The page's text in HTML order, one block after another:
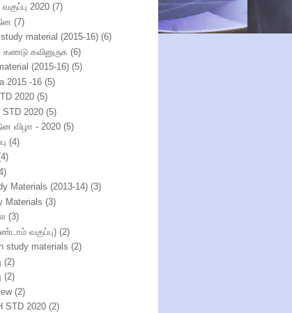
2020 (7)
(7)
material (2015-16) (6)
கணடு கவினுருக (6)
(2015-16) (5)
2015 -16 (5)
2020 (5)
STD 2020 (5)
விழா - 2020 (5)
(4)
Materials (2013-14) (3)
Materials (3)
(3)
வகுப்பு) (2)
study materials (2)
(2)
(2)
(2)
STD 2020 (2)